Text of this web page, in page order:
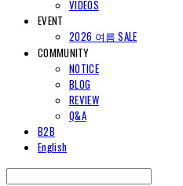
VIDEOS
EVENT
2026 여름 SALE
COMMUNITY
NOTICE
BLOG
REVIEW
Q&A
B2B
English